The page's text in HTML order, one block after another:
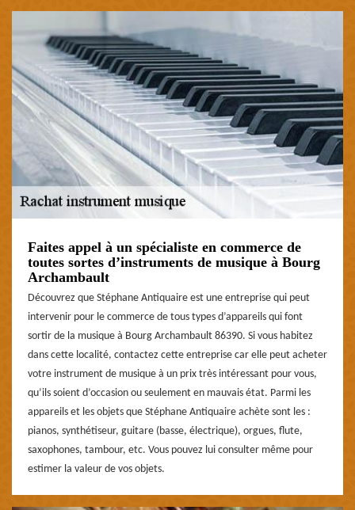
Faites appel à un spécialiste en commerce de
toutes sortes d’instruments de musique à Bourg
Archambault
Découvrez que Stéphane Antiquaire est une entreprise qui peut
intervenir pour le commerce de tous types d’appareils qui font
sortir de la musique à Bourg Archambault 86390. Si vous habitez
dans cette localité, contactez cette entreprise car elle peut acheter
votre instrument de musique à un prix très intéressant pour vous,
qu’ils soient d’occasion ou seulement en mauvais état. Parmi les
appareils et les objets que Stéphane Antiquaire achète sont les :
pianos, synthétiseur, guitare (basse, électrique), orgues, flute,
saxophones, tambour, etc. Vous pouvez lui consulter même pour
estimer la valeur de vos objets.